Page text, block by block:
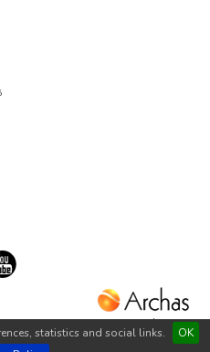
www.archas.com
statistics and social links.
OK